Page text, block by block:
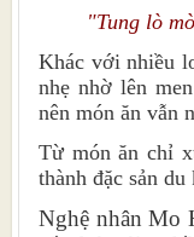
"Tung lò
Khác với nhiều
nhẹ nhờ lên
nên món ăn vẫn
Từ món ăn chỉ
thành đặc sản
Nghệ nhân Mo